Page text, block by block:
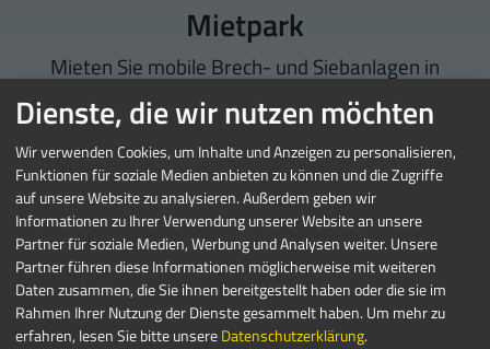
Mietpark
Mieten Sie mobile Brech- und Siebanlagen in
Österreich. Wir haben
neuwertige Maschinen
für eine Vielzahl von Anwendungen und
Durchsatzleistungen. Egal ob Sie eine Maschine
für ein Projekt oder die gesamte Saison
benötigen.
Jetzt mieten (Österreich)
Dienste, die wir nutzen möchten
Wir verwenden Cookies, um Inhalte und Anzeigen zu personalisieren,
Funktionen für soziale Medien anbieten zu können und die Zugriffe
auf unsere Website zu analysieren. Außerdem geben wir
Informationen zu Ihrer Verwendung unserer Website an unsere
Partner für soziale Medien, Werbung und Analysen weiter. Unsere
Partner führen diese Informationen möglicherweise mit weiteren
Daten zusammen, die Sie ihnen bereitgestellt haben oder die sie im
Rahmen Ihrer Nutzung der Dienste gesammelt haben. Um mehr zu
erfahren, lesen Sie bitte unsereDatenschutzerklärung.